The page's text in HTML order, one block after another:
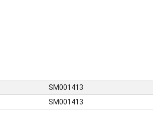
SM001413
SM001413